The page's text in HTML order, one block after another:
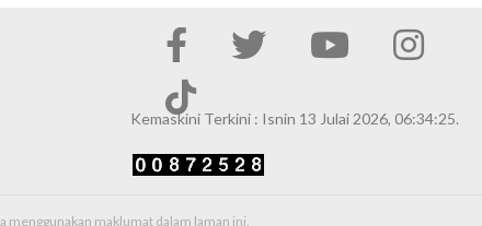
Kemaskini Terkini : Isnin 13 Julai 2026, 06:34:25.
menggunakan maklumat dalam laman ini.